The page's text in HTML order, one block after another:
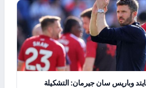
وباريس سان جيرمان: التشكيلة